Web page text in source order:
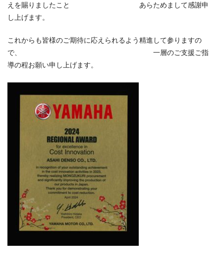
えを賜りましたこと あらためまして感謝申
し上げます。
これからも皆様のご期待に応えられるよう精進して参りますの
で、 一層のご支援ご指
導の程お願い申し上げます。